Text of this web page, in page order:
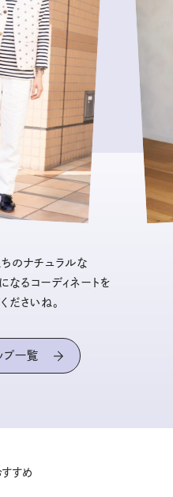
のナチュラルな
なるコーディネートを
ださいね。
プ一覧
すめ